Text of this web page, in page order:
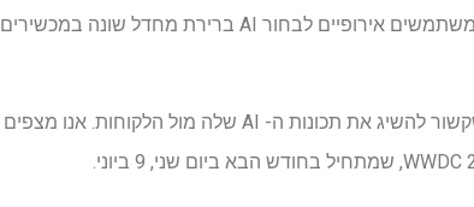
אפל התבקשה גם לעמוד בפסק הדין של האיחוד האירופי שיאפשר למשתמשים אירופיים לבחור AI ברירת מחדל שונה במכשירים
שחרורו של SDK זה נראה כמו פיתרון ראשוני הגון של אפל בכל מה שקשור להשיג את תכונות ה- AI שלה מול הלקוחות. אנו מצפים